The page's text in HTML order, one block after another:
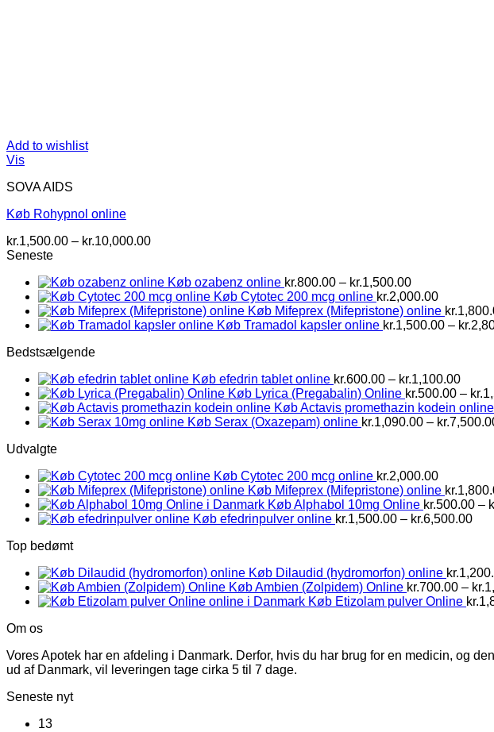
Add to wishlist
Vis
SOVA AIDS
Køb Rohypnol online
kr.1,500.00 – kr.10,000.00Prisinterval:
kr.10,000.00
Seneste
Køb ozabenz online kr.800.00 – kr.1,500.00Prisinterval:
kr.800.00
til
kr.1,500.00
Køb Cytotec 200 mcg online kr.2,000.00
Køb Mifeprex (Mifepristone) online kr.
Køb Tramadol kapsler online kr.1,500.00 – kr.
Bedstsælgende
Køb efedrin tablet online kr.600.00 – kr.1,100.00
til
Køb Lyrica (Pregabalin) Online kr.500.00 – kr.
Køb Actavis promethazin kodein online
Køb Serax (Oxazepam) online kr.1,090.00 – kr.
Udvalgte
Køb Cytotec 200 mcg online kr.2,000.00
Køb Mifeprex (Mifepristone) online kr.
Køb Alphabol 10mg Online kr.500.00 –
Køb efedrinpulver online kr.1,500.00 – kr.6,500.00
Top bedømt
Køb Dilaudid (hydromorfon) online kr.
Køb Ambien (Zolpidem) Online kr.700.00 – kr.
Køb Etizolam pulver Online kr.
Om os
Vores Apotek har en afdeling i Danmark. Derfor, hvis du har brug for en medicin, og
ud af Danmark, vil leveringen tage cirka 5 til 7 dage.
Seneste nyt
13